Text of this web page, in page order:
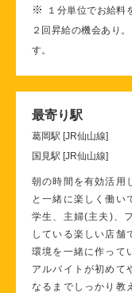
※
１分単位でお給料
２回昇給の機会あり
す。
最寄り駅
葛岡駅 [JR仙山線]
国見駅 [JR仙山線]
朝の時間を有効活用
と一緒に楽しく働い
学生、主婦(主夫)、
している楽しい店舗
環境を一緒に作って
アルバイトが初めて
なるまでしっかり教